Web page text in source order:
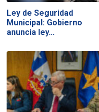
Ley de Seguridad
Municipal: Gobierno
anuncia ley…